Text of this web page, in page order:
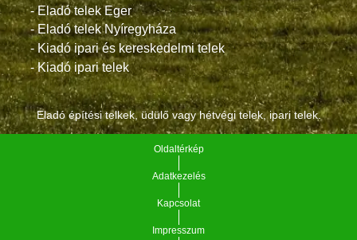
- Eladó telek Eger
- Eladó telek Nyíregyháza
- Kiadó ipari és kereskedelmi telek
- Kiadó ipari telek
Eladó építési telkek, üdülő vagy hétvégi telek, ipari telek.
Oldaltérkép
Adatkezelés
Kapcsolat
Impresszum